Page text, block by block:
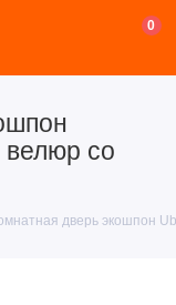
0
велюр со
дверь экошпон